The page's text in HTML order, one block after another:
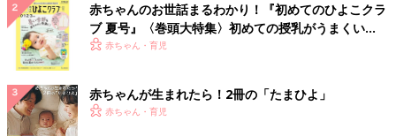
赤ちゃんのお世話まるわかり！『初めてのひよこクラ
ブ 夏号』〈巻頭大特集〉初めての授乳がうまくい
く！ おっぱい・ミルクの基本と夏のトラブル 解決テ
赤ちゃん・育児
赤ちゃんが生まれたら！2冊の「たまひよ」
赤ちゃん・育児